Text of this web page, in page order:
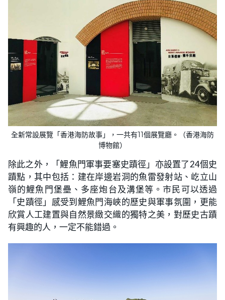
全新常設展覽「香港海防故事」，一共有11個展覽廳。（香港海防
博物館）
除此之外，「鯉魚門軍事要塞史蹟徑」亦設置了24個史
蹟點，其中包括：建在岸邊岩洞的魚雷發射站、屹立山
嶺的鯉魚門堡壘、多座炮台及溝堡等。市民可以透過
「史蹟徑」感受到鯉魚門海峽的歷史與軍事氛圍，更能
欣賞人工建置與自然景緻交織的獨特之美，對歷史古蹟
有興趣的人，一定不能錯過。